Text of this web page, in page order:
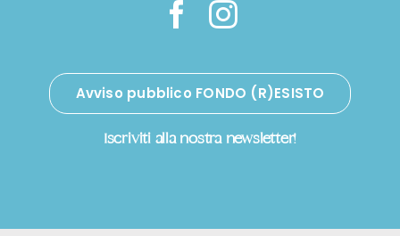
Avviso pubblico FONDO (R)ESISTO
Iscriviti alla nostra newsletter!